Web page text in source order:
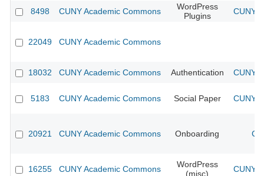
8498 CUNY Academic Commons
WordPress
Plugins
CUNY
22049 CUNY Academic Commons
18032 CUNY Academic Commons Authentication CUNY
5183 CUNY Academic Commons Social Paper CUNY
20921 CUNY Academic Commons Onboarding
16255 CUNY Academic Commons
WordPress
(misc)
CUNY